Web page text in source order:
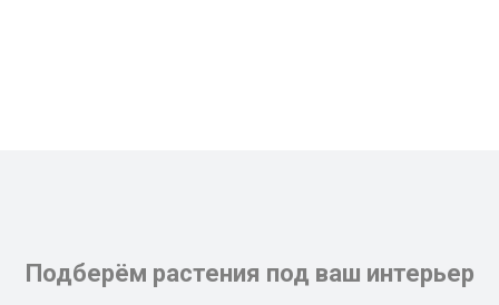
Подберём растения под ваш интерьер